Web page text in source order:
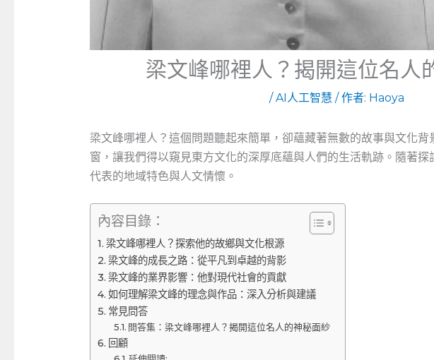
梁文峰哪裡人？揭開這位名人
/AI人工智慧 / 作者: Haoya
梁文峰哪裡人？這個問題聽起來簡單，卻蘊藏著無數的故事與文化背
窗，讓我們得以窺見東方文化的深厚底蘊與人們的生活軌跡。隨著
代表的地域特色與人文情懷。
內容目錄：
梁文峰哪裡人？探索他的故鄉與文化根源
梁文峰的成長之路：從平凡到卓越的背影
梁文峰的業界影響：他對現代社會的貢獻
如何理解梁文峰的理念與作品：深入分析與建議
常見問答
問答集：梁文峰哪裡人？揭開這位名人的神秘面紗
回顧